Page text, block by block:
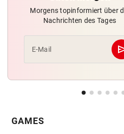
Morgens topinformiert über
Nachrichten des Tages
E-Mail
GAMES